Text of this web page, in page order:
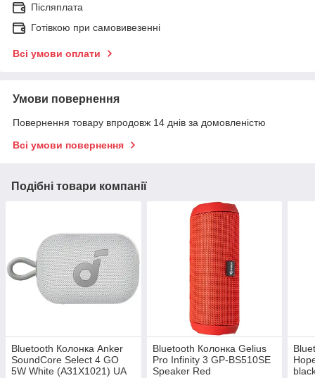
Післяплата
Готівкою при самовивезенні
Всі умови оплати
Умови повернення
Повернення товару впродовж 14 днів за домовленістю
Всі умови повернення
Подібні товари компанії
Bluetooth Колонка Anker
SoundCore Select 4 GO
5W White (A31X1021) UA
Bluetooth Колонка Gelius
Pro Infinity 3 GP-BS510SE
Speaker Red